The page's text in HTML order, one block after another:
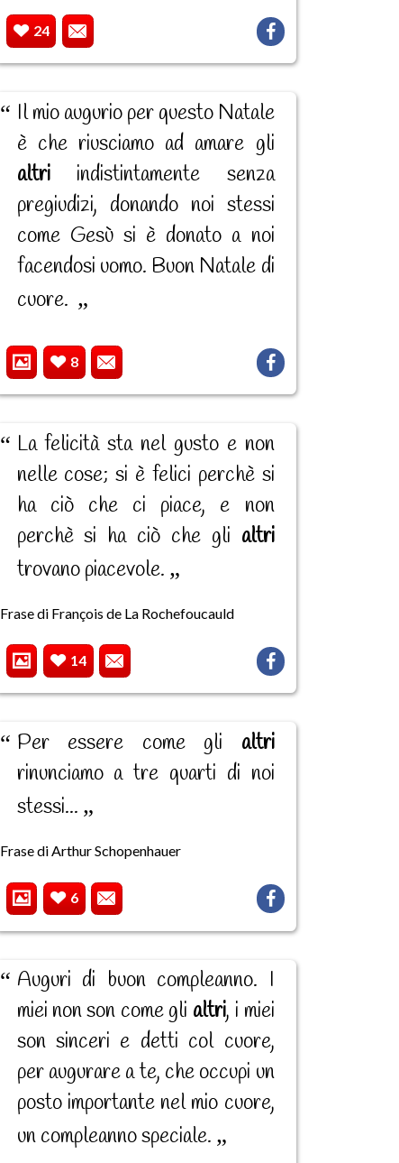
24
Il mio augurio per questo Natale
è che riusciamo ad amare gli
altriindistintamente senza
pregiudizi, donando noi stessi
come Gesù si è donato a noi
facendosi uomo. Buon Natale di
cuore.
8
La felicità sta nel gusto e non
nelle cose; si è felici perchè si
ha ciò che ci piace, e non
perchè si ha ciò che gli altri
trovano piacevole.
Frase di François de La Rochefoucauld
14
Per essere come gli altri
rinunciamo a tre quarti di noi
stessi...
Frase di Arthur Schopenhauer
6
Auguri di buon compleanno. I
miei non son come gli altri, i miei
son sinceri e detti col cuore,
per augurare a te, che occupi un
posto importante nel mio cuore,
un compleanno speciale.